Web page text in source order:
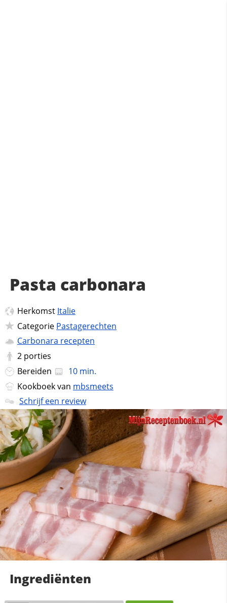
Pasta carbonara
Herkomst Italie
Categorie Pastagerechten
Carbonara recepten
2 porties
Bereiden
10 min.
Kookboek van mbsmeets
Schrijf een review
Ingrediënten